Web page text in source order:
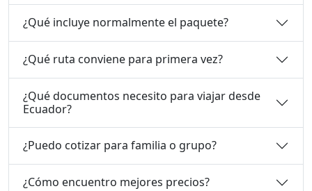
¿Qué incluye normalmente el paquete?
¿Qué ruta conviene para primera vez?
¿Qué documentos necesito para viajar desde
Ecuador?
¿Puedo cotizar para familia o grupo?
¿Cómo encuentro mejores precios?